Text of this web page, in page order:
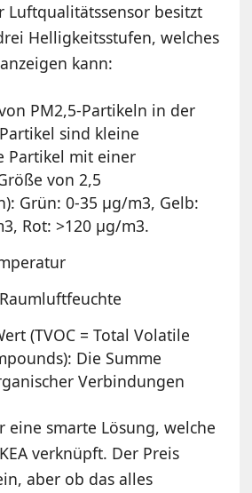
Luftqualitätssensor besitzt
Helligkeitsstufen, welches
kann:
PM2,5-Partikeln in der
sind kleine
Partikel mit einer
von 2,5
Grün: 0-35 µg/m3, Gelb:
Rot: >120 µg/m3.
(TVOC = Total Volatile
Die Summe
Verbindungen
eine smarte Lösung, welche
verknüpft. Der Preis
aber ob das alles